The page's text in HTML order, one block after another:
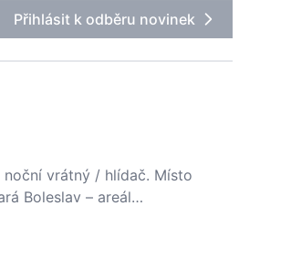
Přihlásit k odběru novinek
vrátný / hlídač. Místo
Boleslav – areál…